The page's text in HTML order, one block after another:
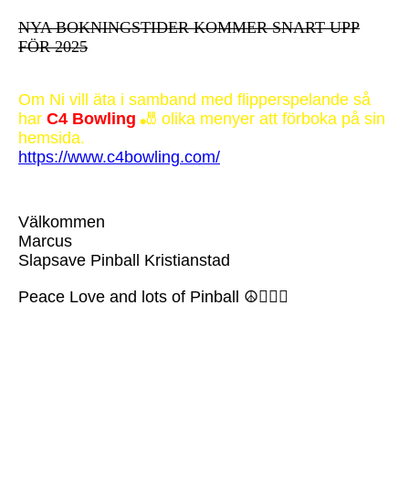
NYA BOKNINGSTIDER KOMMER SNART UPP
FÖR 2025
Om Ni vill äta i samband med flipperspelande så
har C4 Bowling 🎳 olika menyer att förboka på sin
hemsida.
https://www.c4bowling.com/
Välkommen
Marcus
Slapsave Pinball Kristianstad
Peace Love and lots of Pinball ☮️❤️‍🔥🎱